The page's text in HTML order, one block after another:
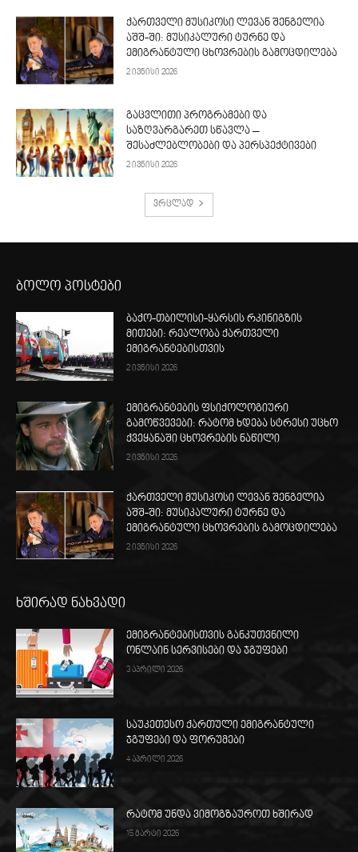
ქართველი მუსიკოსი ლევან შენგელია
აშშ-ში: მუსიკალური ტურნე და
ემიგრანტული ცხოვრების გამოცდილება
2 ივნისი 2026
გაცვლითი პროგრამები და
საზღვარგარეთ სწავლა –
შესაძლებლობები და პერსპექტივები
2 ივნისი 2026
ვრცლად
ბოლო პოსტები
ბაქო-თბილისი-ყარსის რკინიგზის
მითები: რეალობა ქართველი
ემიგრანტებისთვის
2 ივნისი 2026
ემიგრანტების ფსიქოლოგიური
გამოწვევები: რატომ ხდება სტრესი უცხო
ქვეყანაში ცხოვრების ნაწილი
2 ივნისი 2026
ქართველი მუსიკოსი ლევან შენგელია
აშშ-ში: მუსიკალური ტურნე და
ემიგრანტული ცხოვრების გამოცდილება
2 ივნისი 2026
ხშირად ნახვადი
ემიგრანტებისთვის განკუთვნილი
ონლაინ სერვისები და ჯგუფები
3 აპრილი 2026
საუკეთესო ქართული ემიგრანტული
ჯგუფები და ფორუმები
4 აპრილი 2026
რატომ უნდა ვიმოგზაუროთ ხშირად
15 მარტი 2026